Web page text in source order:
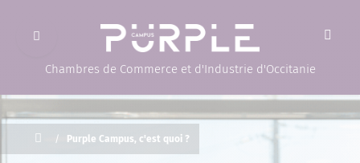
Ouvrir le menu
Chambres de Commerce et d'Industrie d'Occitanie
Accueil
/ Purple Campus, c'est quoi ?